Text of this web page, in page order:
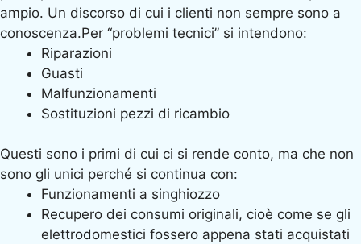
ampio. Un discorso di cui i clienti non sempre sono a
conoscenza.Per “problemi tecnici” si intendono:
Riparazioni
Guasti
Malfunzionamenti
Sostituzioni pezzi di ricambio
Questi sono i primi di cui ci si rende conto, ma che non
sono gli unici perché si continua con:
Funzionamenti a singhiozzo
Recupero dei consumi originali, cioè come se gli
elettrodomestici fossero appena stati acquistati